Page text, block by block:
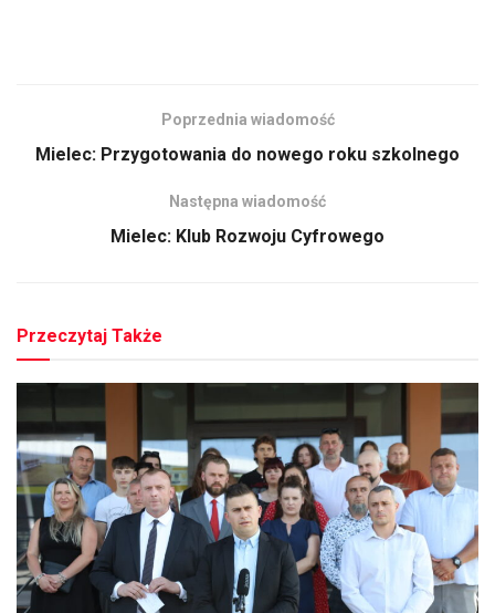
Poprzednia wiadomość
Mielec: Przygotowania do nowego roku szkolnego
Następna wiadomość
Mielec: Klub Rozwoju Cyfrowego
Przeczytaj Także